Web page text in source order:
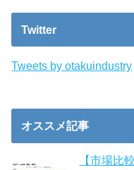
Twitter
Tweets by otakuindustry
オススメ記事
【市場比